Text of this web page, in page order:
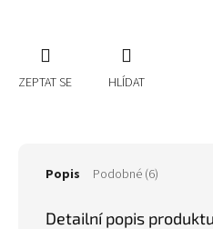
ZEPTAT SE HLÍDAT
Popis Podobné (6)
Detailní popis produktu